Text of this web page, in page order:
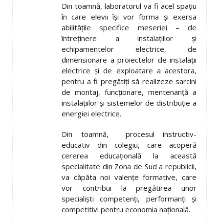
Din toamnă, laboratorul va fi acel spațiu
în care elevii își vor forma și exersa
abilitățile specifice meseriei – de
întreținere a instalațiilor și
echipamentelor electrice, de
dimensionare a proiectelor de instalații
electrice și de exploatare a acestora,
pentru a fi pregătiți să realizeze sarcini
de montaj, funcționare, mentenanță a
instalațiilor și sistemelor de distribuție a
energiei electrice.
Din toamnă, procesul instructiv-
educativ din colegiu, care acoperă
cererea educațională la această
specialitate din Zona de Sud a republicii,
va căpăta noi valențe formative, care
vor contribui la pregătirea unor
specialiști competenți, performanți și
competitivi pentru economia națională.